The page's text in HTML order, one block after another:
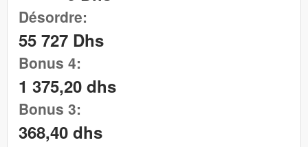
Désordre:
55 727 Dhs
Bonus 4:
1 375,20 dhs
Bonus 3:
368,40 dhs